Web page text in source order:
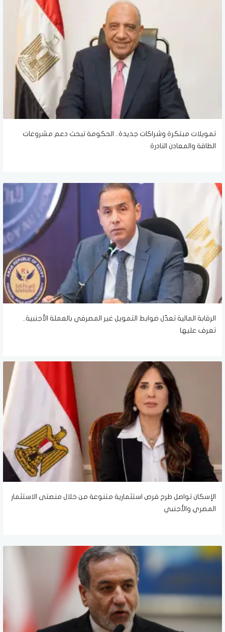
تمويلات مبتكرة وشراكات جديدة.. الحكومة تبحث دعم مشروعات
الطاقة والمعادن النادرة
الرقابة المالية تعدّل ضوابط التمويل غير المصرفي بالعملة الأجنبية..
تعرف عليها
الإسكان تواصل طرح فرص استثمارية متنوعة من خلال منصتى الاستثمار
المصري والأجنبي